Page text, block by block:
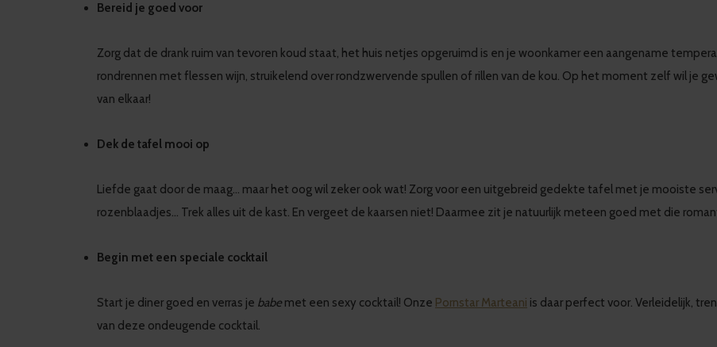
Bereid je goed voor
Zorg dat de drank ruim van tevoren koud staat, het huis netjes opgeruimd is en je woonkamer een aangename
rondrennen met flessen wijn, struikelend over rondzwervende spullen of rillen van de kou. Op het moment zelf wil je
van elkaar!
Dek de tafel mooi op
Liefde gaat door de maag… maar het oog wil zeker ook wat! Zorg voor een uitgebreid gedekte tafel met je mooiste
rozenblaadjes… Trek alles uit de kast. En vergeet de kaarsen niet! Daarmee zit je natuurlijk meteen goed met die
Begin met een speciale cocktail
Start je diner goed en verras je babe met een sexy cocktail! Onze Pornstar Marteani is daar perfect voor. Verleidelijk,
van deze ondeugende cocktail.